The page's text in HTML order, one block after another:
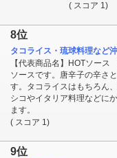
( スコア 1)
8位
タコライス・琉球料理など
【代表商品名】HOTソース
ソースです。唐辛子の辛さ
す。タコライスはもちろん
シコやイタリア料理などに
ます。
( スコア 1)
9位